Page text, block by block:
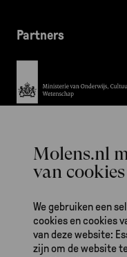
We gebruiken een
cookies en cookies
van deze website:
zijn om de website
Partners
bijdragen van fondsen en